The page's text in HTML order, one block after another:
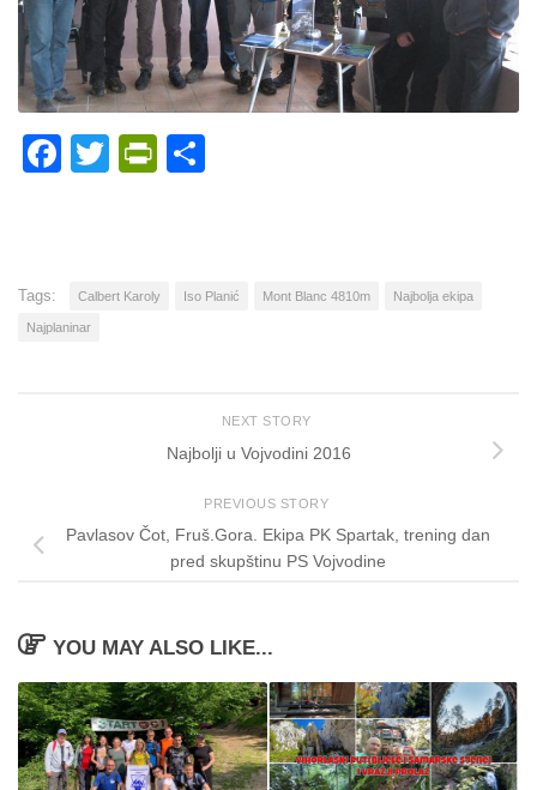
Facebook
TwitterPrintFriendly
Tags: Calbert Karoly Iso Planić Mont Blanc 4810m Najbolja ekipa
Najplaninar
NEXT STORY
Najbolji u Vojvodini 2016
PREVIOUS STORY
Pavlasov Čot, Fruš.Gora. Ekipa PK Spartak, trening dan
pred skupštinu PS Vojvodine
YOU MAY ALSO LIKE...